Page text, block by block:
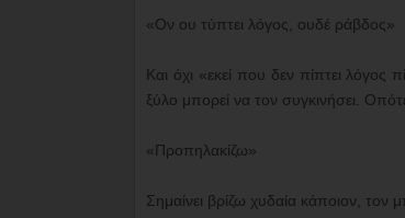
«Ον ου τύπτει λόγος, ουδέ ράβδος»
Και όχι «εκεί που δεν πίπτει λόγος
ξύλο μπορεί να τον συγκινήσει.
«Προπηλακίζω»
Σημαίνει βρίζω χυδαία κάποιον, τον